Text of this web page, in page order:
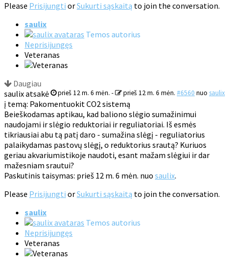
Please Prisijungti orSukurti sąskaitą to join the conversation.
saulix
Temos autorius
Neprisijungęs
Veteranas
Daugiau
prieš 12 m. 6 mėn. - prieš 12 m. 6 mėn. #6560 nuo saulix
saulix atsakė
į temą: Pakomentuokit CO2 sistemą
Beieškodamas aptikau, kad baliono slėgio sumažinimui
naudojami ir slėgio reduktoriai ir reguliatoriai. Iš esmės
tikriausiai abu tą patį daro - sumažina slėgį - reguliatorius
palaikydamas pastovų slėgį, o reduktorius srautą? Kuriuos
geriau akvariumistikoje naudoti, esant mažam slėgiui ir dar
mažesniam srautui?
Paskutinis taisymas: prieš 12 m. 6 mėn. nuo saulix.
Please Prisijungti orSukurti sąskaitą to join the conversation.
saulix
Temos autorius
Neprisijungęs
Veteranas